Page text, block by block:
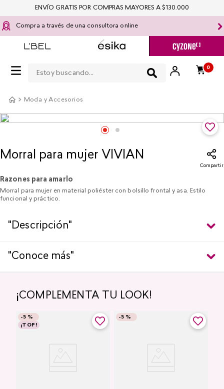
Compra a través de una consultora online
0
ENVÍO GRATIS POR COMPRAS MAYORES A $130.000
Moda y Accesorios
Morral para mujer VIVIAN
Compartir
Razones para amarlo
Morral para mujer en material poliéster con bolsillo frontal y asa. Estilo
funcional y práctico.
"Descripción"
"Conoce más"
¡COMPLEMENTA TU LOOK!
-5 %
¡TOP!
-5 %